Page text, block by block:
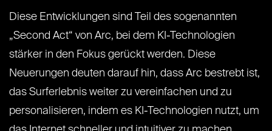
Diese Entwicklungen sind Teil des sogenannten
„Second Act“ von Arc, bei dem KI-Technologien
stärker in den Fokus gerückt werden. Diese
Neuerungen deuten darauf hin, dass Arc bestrebt ist,
das Surferlebnis weiter zu vereinfachen und zu
personalisieren, indem es KI-Technologien nutzt, um